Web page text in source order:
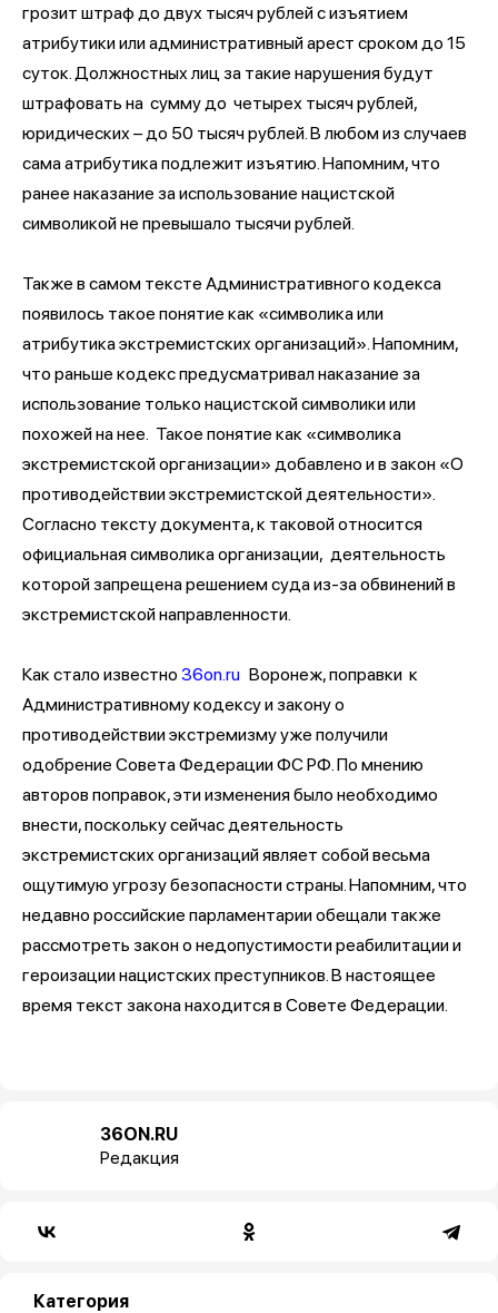
грозит штраф до двух тысяч рублей с изъятием
атрибутики или административный арест сроком до 15
суток. Должностных лиц за такие нарушения будут
штрафовать на сумму до четырех тысяч рублей,
юридических – до 50 тысяч рублей. В любом из случаев
сама атрибутика подлежит изъятию. Напомним, что
ранее наказание за использование нацистской
символикой не превышало тысячи рублей.
Также в самом тексте Административного кодекса
появилось такое понятие как «символика или
атрибутика экстремистских организаций». Напомним,
что раньше кодекс предусматривал наказание за
использование только нацистской символики или
похожей на нее. Такое понятие как «символика
экстремистской организации» добавлено и в закон «О
противодействии экстремистской деятельности».
Согласно тексту документа, к таковой относится
официальная символика организации, деятельность
которой запрещена решением суда из-за обвинений в
экстремистской направленности.
Как стало известно 36on.ru Воронеж, поправки к
Административному кодексу и закону о
противодействии экстремизму уже получили
одобрение Совета Федерации ФС РФ. По мнению
авторов поправок, эти изменения было необходимо
внести, поскольку сейчас деятельность
экстремистских организаций являет собой весьма
ощутимую угрозу безопасности страны. Напомним, что
недавно российские парламентарии обещали также
рассмотреть закон о недопустимости реабилитации и
героизации нацистских преступников. В настоящее
время текст закона находится в Совете Федерации.
36ON.RU
Редакция
Категория